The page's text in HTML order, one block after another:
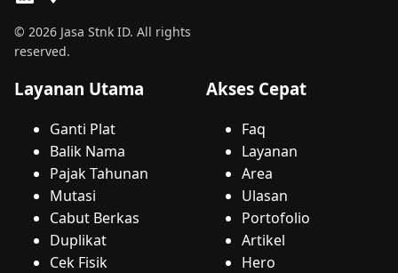
© 2026 Jasa Stnk ID. All rights
reserved.
Layanan Utama
Ganti Plat
Balik Nama
Pajak Tahunan
Mutasi
Cabut Berkas
Duplikat
Cek Fisik
Akses Cepat
Faq
Layanan
Area
Ulasan
Portofolio
Artikel
Hero